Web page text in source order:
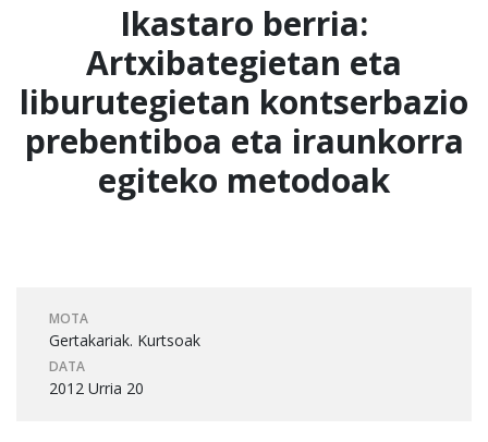
Ikastaro berria:
Artxibategietan eta
liburutegietan kontserbazio
prebentiboa eta iraunkorra
egiteko metodoak
MOTA
Gertakariak. Kurtsoak
DATA
2012 Urria 20